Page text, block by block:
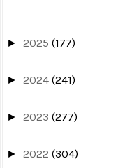
► 2025 (177)
► 2024 (241)
► 2023 (277)
► 2022 (304)